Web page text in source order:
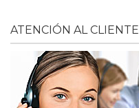
ATENCIÓN AL CLIENTE